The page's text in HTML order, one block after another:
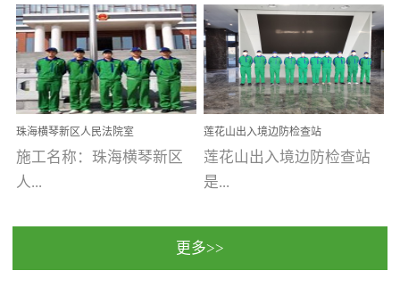
求。资质优势团队优势分
支优势优吸环保是一棵正
茁壮成长的树，只要我们
人人都爱护她、珍惜她、
她将越来越枝繁叶茂，终
将会成为一棵参天大树！
优吸环保截止2020年拥有
全国600家网点分支机构。
【东莞美豪雅致酒店】室
内空气治理项目东莞美豪
雅致酒店 东莞美豪雅
致酒店是为中高端人士...
学广州校区室内空气治
理 工程案例地址：广
州南沙区·香港科技大学(广
州)校区 工程案...
珠海横琴新区人民法院室
内除甲醛空气治理项目
施工名称：珠海横琴新区
人...
民法院室内除甲醛空气治
莲花山出入境边防检查站
室内除甲醛空气治理项目
莲花山出入境边防检查站
是...
国家通过设在对外开放口
更多>>